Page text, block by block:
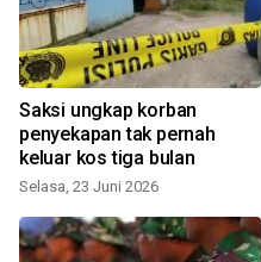
Saksi ungkap korban
penyekapan tak pernah
keluar kos tiga bulan
Selasa, 23 Juni 2026